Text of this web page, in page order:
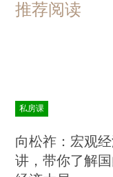
推荐阅读
私房课
向松祚：宏观
讲，带你了解